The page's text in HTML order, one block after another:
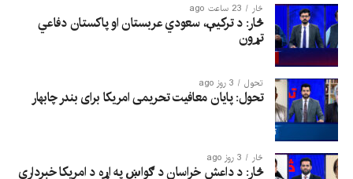
څار 23 ساعت ago
څار: د ترکیې، سعودي عربستان او پاکستان دفاعي
تړون
تحول 3 روز ago
تحول: پایان معافیت تحریمی امریکا برای بندر چابهار
څار 3 روز ago
څار: د داعش خراسان د ګواښ په اړه د امریکا خبرداری